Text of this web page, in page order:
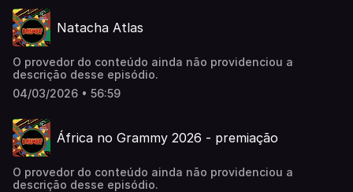
Natacha Atlas
O provedor do conteúdo ainda não providenciou a
descrição desse episódio.
04/03/2026 • 56:59
África no Grammy 2026 - premiação
O provedor do conteúdo ainda não providenciou a
descrição desse episódio.